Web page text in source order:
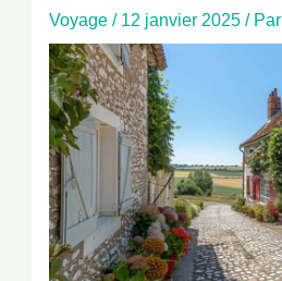
Voyage/ 12 janvier 2025 / Par